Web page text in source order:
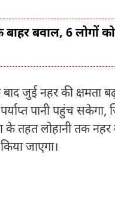
बवाल, 6 लोगों
के बाद जुई नहर की
पानी पहुंच सकेगा,
तहत लोहानी तक नहर
जाएगा।